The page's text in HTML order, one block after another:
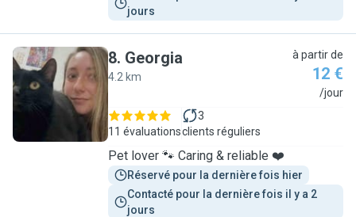
jours
G
8. Georgia
4.2 km
à partir de
12 €
/jour
11 évaluations
3
clients réguliers
Pet lover 🐾 Caring & reliable ❤️
Réservé pour la dernière fois hier
Contacté pour la dernière fois il y a 2
jours